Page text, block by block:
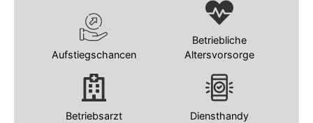
Aufstiegschancen
Betriebliche
Altersvorsorge
Betriebsarzt Diensthandy